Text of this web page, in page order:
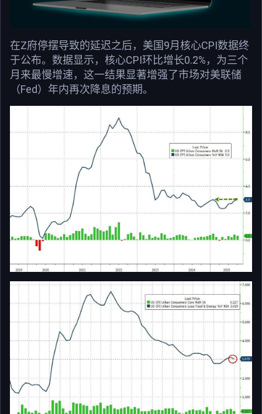
在Z府停摆导致的延迟之后，美国9月核心CPI数据终
于公布。数据显示，核心CPI环比增长0.2%，为三个
月来最慢增速，这一结果显著增强了市场对美联储
（Fed）年内再次降息的预期。